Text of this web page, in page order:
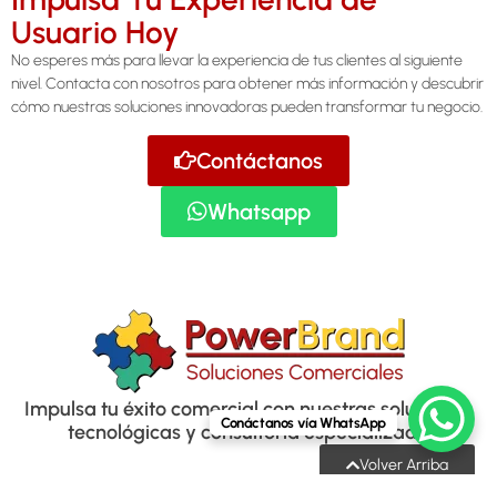
Usuario Hoy
No esperes más para llevar la experiencia de tus clientes al siguiente
nivel. Contacta con nosotros para obtener más información y descubrir
cómo nuestras soluciones innovadoras pueden transformar tu negocio.
Contáctanos
Whatsapp
Impulsa tu éxito comercial con nuestras soluciones
tecnológicas y consultoría especializada
Volver Arriba
Conáctanos vía WhatsApp